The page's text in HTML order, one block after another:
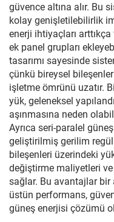
güvence altına alır. Bu
kolay genişletilebilirlik
enerji ihtiyaçları
ek panel grupları
tasarımı sayesinde
çünkü bireysel
işletme ömrünü uzatır.
yük, geleneksel
aşınmasına neden
Ayrıca seri-paralel
geliştirilmiş gerilim
bileşenleri üzerindeki
değiştirme maliyetleri
sağlar. Bu avantajlar bir
üstün performans,
güneş enerjisi çözümü